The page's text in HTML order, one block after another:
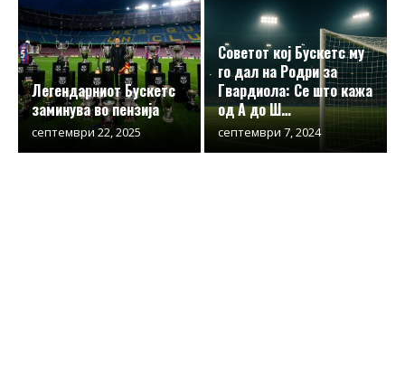
Легендарниот Бускетс
заминува во пензија
септември 22, 2025
Советот кој Бускетс му
го дал на Родри за
Гвардиола: Се што кажа
од А до Ш…
септември 7, 2024